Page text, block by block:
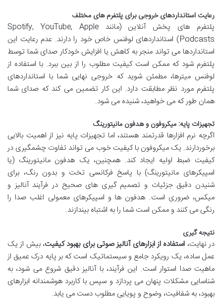
رعایت استانداردهای خروجی برای پلتفرم های مختلف
پلتفرم های پخش آنلاین (مانند Spotify, YouTube, Apple
Podcasts) استانداردهای لوفنس خاص خود را دارند. عدم رعایت این
استانداردها می تواند منجر به کاهش یا افزایش خودکار صدای شما توسط
پلتفرم شود که ممکن است کیفیت مطلوب را از بین ببرد. با استفاده از
لوفنس میترها، مطمئن شوید که خروجی نهایی شما با استانداردهای
پلتفرم مورد نظر مطابقت دارد. این کار تضمین می کند که صدای شما
همان طور که می خواهید، شنیده می شود.
تجهیزات پایه: میکروفون و هدفون مانیتورینگ
اگرچه نرم افزارها قدرتمند هستند، اما تجهیزات پایه نیز از اهمیت بالایی
برخوردارند. یک میکروفون با کیفیت خوب می تواند تفاوت چشمگیری در
کیفیت ضبط اولیه ایجاد کند. همچنین، یک هدفون مانیتورینگ (یا
اسپیکرهای مانیتورینگ) با پاسخ فرکانسی تخت و بدون رنگ، برای
شنیدن دقیق جزئیات و تصمیم گیری های صحیح در فرآیند آنالیز و
میکس، ضروری است. هدفون ها و اسپیکرهای معمولی اغلب صدا را
رنگی می کنند و ممکن است شما را به اشتباه بیندازند.
نتیجه گیری
در نهایت، استفاده از ابزارهای آنالیز صوتی برای بهبود کیفیت، بیش از یک
عمل ساده، یک رویکرد جامع و سیستماتیک است که بر پایه درک عمیق از
ماهیت صدا استوار است. این فرآیند، با آنالیز دقیق شروع می شود، به
شناسایی مشکلات پنهان می پردازد و سپس با کاربرد هوشمندانه ابزارهای
بهبود، به شفافیت، وضوح و پویایی مطلوب دست می یابد.